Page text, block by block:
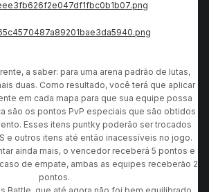
a saber: para uma arena padrão de lutas,
duas. Como resultado, você terá que aplicar
em cada mapa para que sua equipe possa
são os pontos PvP especiais que são obtidos
Esses itens puntky poderão ser trocados
e outros itens até então inacessíveis no jogo.
ainda mais, o vencedor receberá 5 pontos e
de empate, ambas as equipes receberão 2
pontos.